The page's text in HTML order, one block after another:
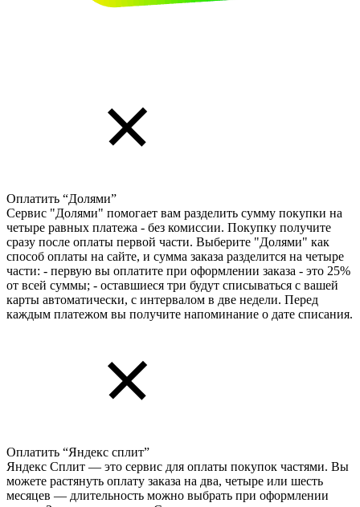
Оплатить “Долями”
Сервис "Долями" помогает вам разделить сумму покупки на
четыре равных платежа - без комиссии. Покупку получите
сразу после оплаты первой части. Выберите "Долями" как
способ оплаты на сайте, и сумма заказа разделится на четыре
части: - первую вы оплатите при оформлении заказа - это 25%
от всей суммы; - оставшиеся три будут списываться с вашей
карты автоматически, с интервалом в две недели. Перед
каждым платежом вы получите напоминание о дате списания.
Оплатить “Яндекс сплит”
Яндекс Cплит — это сервис для оплаты покупок частями. Вы
можете растянуть оплату заказа на два, четыре или шесть
месяцев — длительность можно выбрать при оформлении